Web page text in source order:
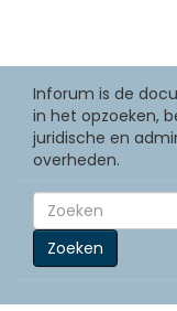
Inforum is de
in het opzoeken,
juridische en
overheden.
Zoeken